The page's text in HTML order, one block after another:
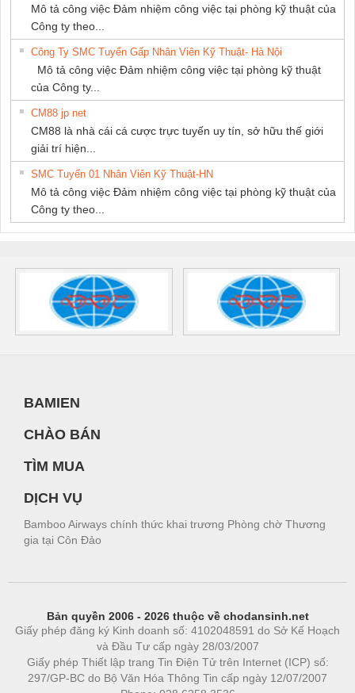
Mô tả công việc Đảm nhiệm công việc tại phòng kỹ thuật của
Công ty theo...
Công Ty SMC Tuyển Gấp Nhân Viên Kỹ Thuật- Hà Nội
Mô tả công việc Đảm nhiệm công việc tại phòng kỹ thuật
của Công ty...
CM88 jp net
CM88 là nhà cái cá cược trực tuyến uy tín, sở hữu thế giới
giải trí hiện...
SMC Tuyển 01 Nhân Viên Kỹ Thuật-HN
Mô tả công việc Đảm nhiệm công việc tại phòng kỹ thuật của
Công ty theo...
BAMIEN
CHÀO BÁN
TÌM MUA
DỊCH VỤ
Bamboo Airways chính thức khai trương Phòng chờ Thương
gia tại Côn Đảo
Bản quyền 2006 - 2026 thuộc về chodansinh.net
Giấy phép đăng ký Kinh doanh số: 4102048591 do Sở Kế Hoạch
và Đầu Tư cấp ngày 28/03/2007
Giấy phép Thiết lập trang Tin Điện Tử trên Internet (ICP) số:
297/GP-BC do Bộ Văn Hóa Thông Tin cấp ngày 12/07/2007